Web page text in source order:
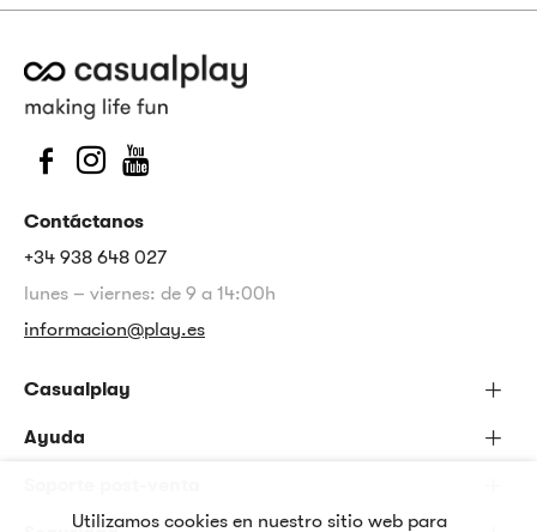
Contáctanos
+34 938 648 027
lunes – viernes: de 9 a 14:00h
informacion@play.es
Casualplay
Ayuda
Utilizamos cookies en nuestro sitio web para